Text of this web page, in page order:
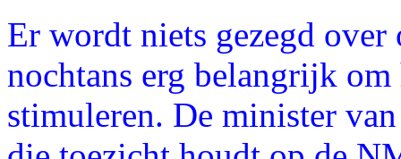
Er wordt niets gezegd
nochtans erg belangrijk
stimuleren. De minister